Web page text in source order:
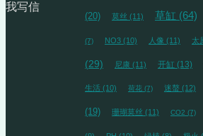
(20) 莫丝 (11) 草缸 (64)
(7) NO3 (10) 人像 (11) 太
(29) 尼康 (11) 开缸 (13)
生活 (10) 荷花 (7) 迷螯 (12)
(19) 珊瑚莫丝 (11) CO2 (7)
我写信